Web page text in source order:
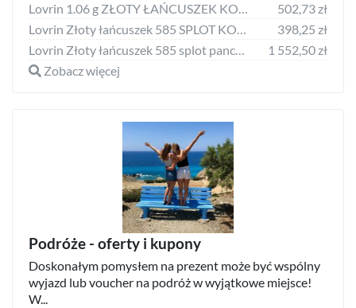
Lovrin 1.06 g ZŁOTY ŁAŃCUSZEK KOSTKA 585 PEŁNE ZŁOTO 45 CM PREZENT
502,73 zł
Lovrin Złoty łańcuszek 585 SPLOT KOSTKA 40CM 0,77g
398,25 zł
Lovrin Złoty łańcuszek 585 splot pancerka z nacięciem 60 cm 3,24 g
1 552,50 zł
Zobacz więcej
Podróże - oferty i kupony
Doskonałym pomysłem na prezent może być wspólny
wyjazd lub voucher na podróż w wyjątkowe miejsce!
W...